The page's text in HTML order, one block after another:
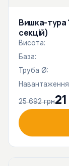
Вишка-тура
секцій)
Висота:
База:
Труба Ø:
25 692 грн